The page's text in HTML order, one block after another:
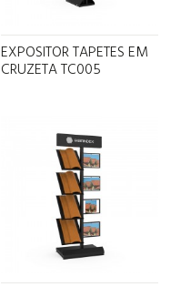
EXPOSITOR TAPETES EM
CRUZETA TC005